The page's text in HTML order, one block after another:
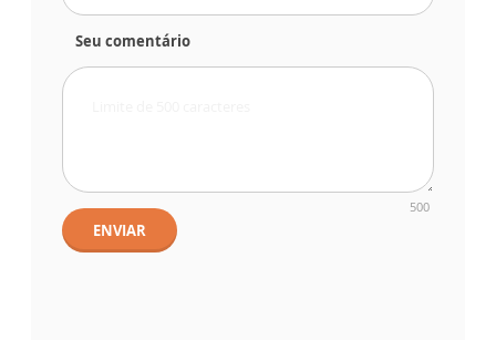
Seu comentário
500
ENVIAR